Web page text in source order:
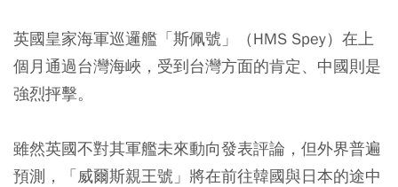
英國皇家海軍巡邏艦「斯佩號」（HMS Spey）在上
個月通過台灣海峽，受到台灣方面的肯定、中國則是
強烈抨擊。
雖然英國不對其軍艦未來動向發表評論，但外界普遍
預測，「威爾斯親王號」將在前往韓國與日本的途中